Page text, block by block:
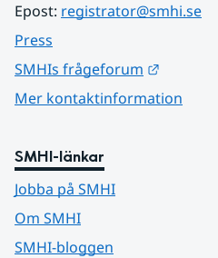
Epost: registrator@smhi.se
Press
SMHIs frågeforum
Mer kontaktinformation
SMHI-länkar
Jobba på SMHI
Om SMHI
SMHI-bloggen